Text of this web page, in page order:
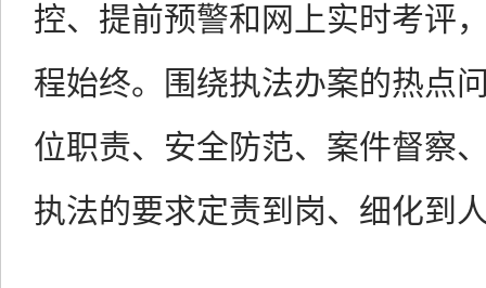
控、提前预警和网上实时考评
程始终。围绕执法办案的热点
位职责、安全防范、案件督察
执法的要求定责到岗、细化到